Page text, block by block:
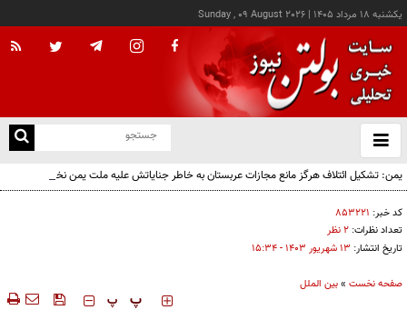
يکشنبه ۱۸ مرداد ۱۴۰۵ |
Sunday , 09 August 2026
باز
و
یمن: تشکیل ائتلاف هرگز مانع مجازات عربستان به خاطر جنایاتش علیه ملت یمن نخواهد شد
کد خبر: ۸۵۳۲۲۱
تعداد نظرات: ۲ نظر
تاریخ انتشار: ۱۳ شهريور ۱۴۰۳ - ۱۵:۳۴
صفحه نخست »بین الملل
‍‍‍ پ پ